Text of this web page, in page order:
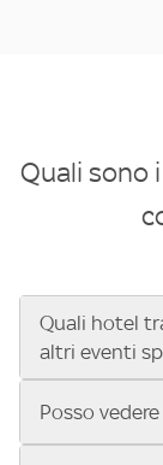
Quali sono
Quali hotel
altri eventi
Se cerchi un
Posso